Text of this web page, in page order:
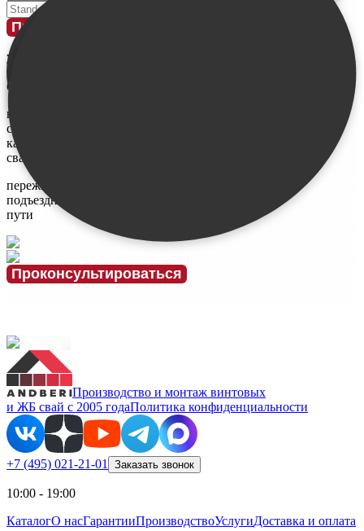
Проконсультироваться
у меня
ограничен
бюджет
не знаю,
сколько и
каких нужно
свай
переживаю за
подъездные
пути
Проконсультироваться
Производство и монтаж винтовых
и ЖБ свай с 2005 годаПолитика конфиденциальности
+7 (495) 021-21-01 Заказать звонок
10:00 - 19:00
КаталогО насГарантииПроизводствоУслугиДоставка и оплата